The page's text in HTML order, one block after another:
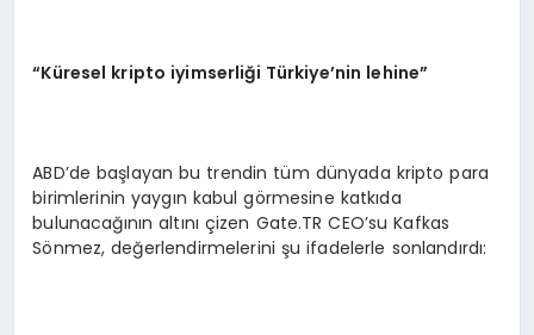
“Küresel kripto iyimserliği Türkiye’nin lehine”
ABD’de başlayan bu trendin tüm dünyada kripto para
birimlerinin yaygın kabul görmesine katkıda
bulunacağının altını çizen Gate.TR CEO’su Kafkas
Sönmez, değerlendirmelerini şu ifadelerle sonlandırdı: